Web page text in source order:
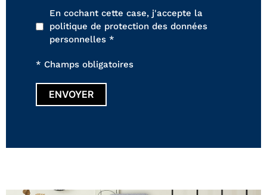
En cochant cette case, j'accepte la
politique de protection des données
personnelles *
* Champs obligatoires